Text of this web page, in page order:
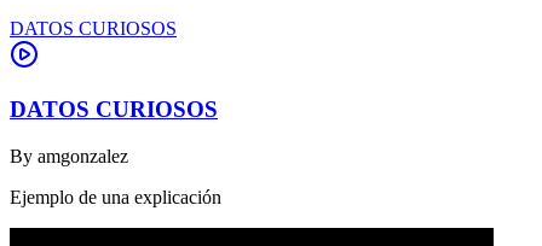
DATOS CURIOSOS
DATOS CURIOSOS
By amgonzalez
Ejemplo de una explicación